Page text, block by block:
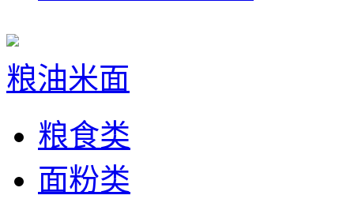
粮油米面
粮食类
面粉类